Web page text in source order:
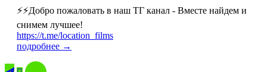
⚡️⚡️Добро пожаловать в наш ТГ канал - Вместе найдем и
снимем лучшее!
https://t.me/location_films
подробнее →